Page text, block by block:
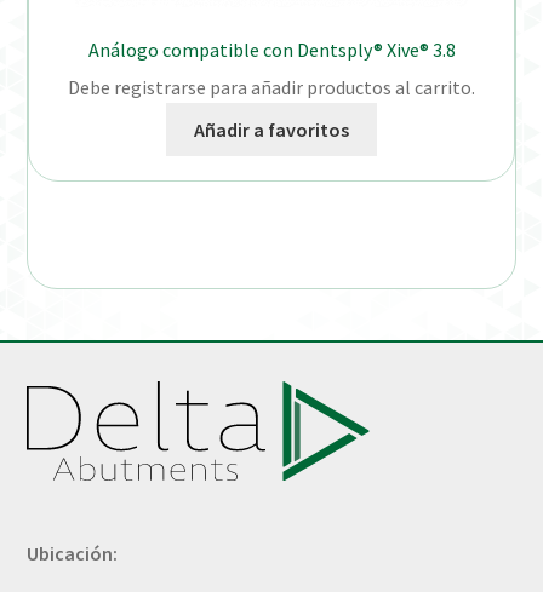
Análogo compatible con Dentsply® Xive® 3.8
Debe registrarse para añadir productos al carrito.
Añadir a favoritos
Ubicación: